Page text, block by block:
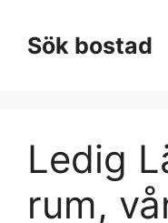
innehållSök bostad
Ledig
rum,